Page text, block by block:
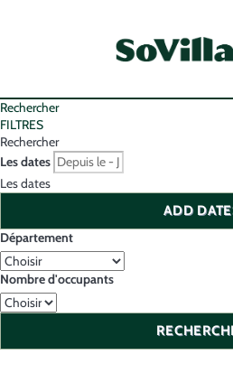
Rechercher
FILTRES
Rechercher
Les dates
Les dates
ADD
Département
Nombre d'occupants